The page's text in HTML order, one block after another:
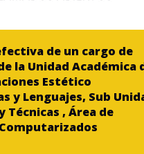
de un cargo de
la Unidad Académica
Estético
y Lenguajes, Sub
Técnicas , Área de